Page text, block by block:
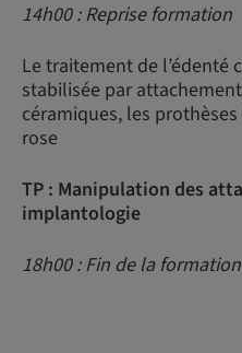
14h00 : Reprise formation
Le traitement de
stabilisée par
céramiques, les
rose
TP : Manipulation des
implantologie
18h00 : Fin de la formation